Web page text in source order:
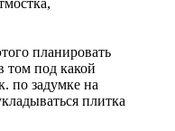
планировать
том под какой
по задумке на
плитка